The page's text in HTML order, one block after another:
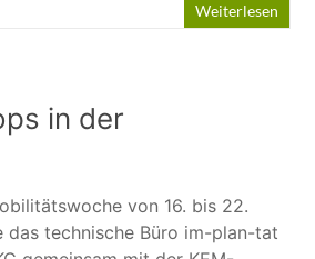
Weiterlesen
in der
von 16. bis 22.
das technische Büro im-plan-tat